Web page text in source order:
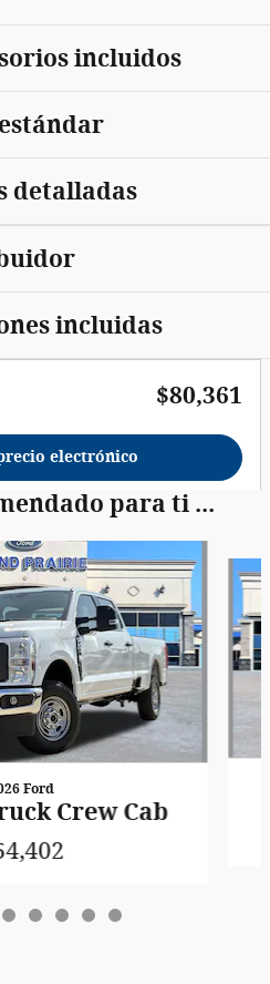
incluidos
detalladas
incluidas
$80,361
electrónico
para ti ...
Ford
Crew Cab